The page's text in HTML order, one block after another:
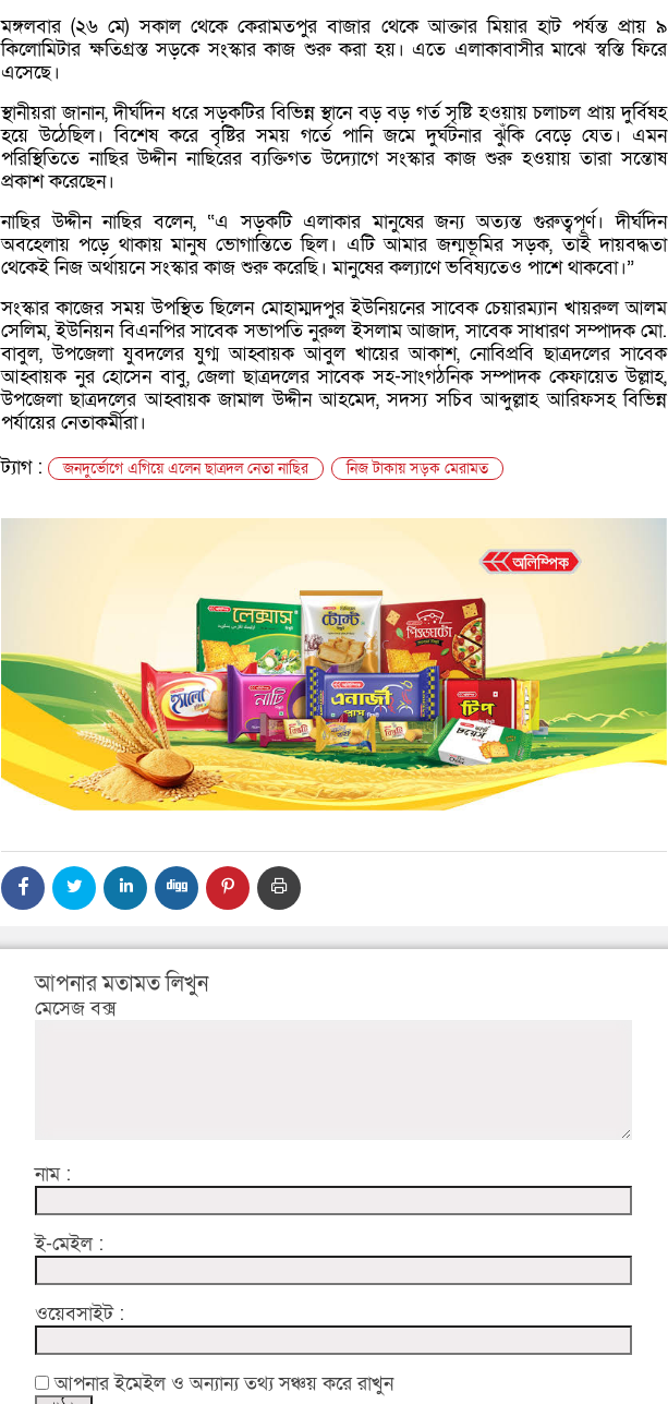
মঙ্গলবার (২৬ মে) সকাল থেকে কেরামতপুর বাজার থেকে আক্তার মিয়ার হাট পর্যন্ত প্রায় ৯
কিলোমিটার ক্ষতিগ্রস্ত সড়কে সংস্কার কাজ শুরু করা হয়। এতে এলাকাবাসীর মাঝে স্বস্তি ফিরে
এসেছে।
স্থানীয়রা জানান, দীর্ঘদিন ধরে সড়কটির বিভিন্ন স্থানে বড় বড় গর্ত সৃষ্টি হওয়ায় চলাচল প্রায় দুর্বিষহ
হয়ে উঠেছিল। বিশেষ করে বৃষ্টির সময় গর্তে পানি জমে দুর্ঘটনার ঝুঁকি বেড়ে যেত। এমন
পরিস্থিতিতে নাছির উদ্দীন নাছিরের ব্যক্তিগত উদ্যোগে সংস্কার কাজ শুরু হওয়ায় তারা সন্তোষ
প্রকাশ করেছেন।
নাছির উদ্দীন নাছির বলেন, “এ সড়কটি এলাকার মানুষের জন্য অত্যন্ত গুরুত্বপূর্ণ। দীর্ঘদিন
অবহেলায় পড়ে থাকায় মানুষ ভোগান্তিতে ছিল। এটি আমার জন্মভূমির সড়ক, তাই দায়বদ্ধতা
থেকেই নিজ অর্থায়নে সংস্কার কাজ শুরু করেছি। মানুষের কল্যাণে ভবিষ্যতেও পাশে থাকবো।”
সংস্কার কাজের সময় উপস্থিত ছিলেন মোহাম্মদপুর ইউনিয়নের সাবেক চেয়ারম্যান খায়রুল আলম
সেলিম, ইউনিয়ন বিএনপির সাবেক সভাপতি নুরুল ইসলাম আজাদ, সাবেক সাধারণ সম্পাদক মো.
বাবুল, উপজেলা যুবদলের যুগ্ম আহ্বায়ক আবুল খায়ের আকাশ, নোবিপ্রবি ছাত্রদলের সাবেক
আহ্বায়ক নুর হোসেন বাবু, জেলা ছাত্রদলের সাবেক সহ-সাংগঠনিক সম্পাদক কেফায়েত উল্লাহ,
উপজেলা ছাত্রদলের আহ্বায়ক জামাল উদ্দীন আহমেদ, সদস্য সচিব আব্দুল্লাহ আরিফসহ বিভিন্ন
পর্যায়ের নেতাকর্মীরা।
ট্যাগ :
জনদুর্ভোগে এগিয়ে এলেন ছাত্রদল নেতা নাছির নিজ টাকায় সড়ক মেরামত
আপনার মতামত লিখুন
মেসেজ বক্স
নাম :
ই-মেইল :
ওয়েবসাইট :
আপনার ইমেইল ও অন্যান্য তথ্য সঞ্চয় করে রাখুন